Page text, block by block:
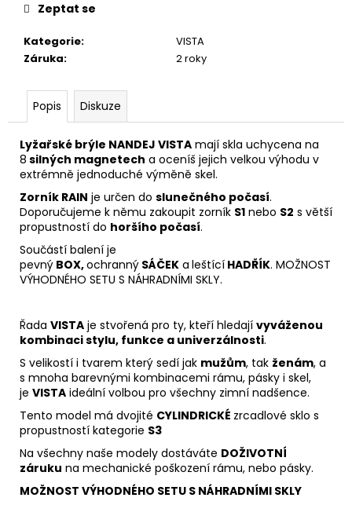
Kategorie:
VISTA
Záruka: 2 roky
Zeptat se
Popis Diskuze
Lyžařské brýle NANDEJ VISTA mají skla uchycena na
8 silných magnetech a oceníš jejich velkou výhodu v
extrémně jednoduché výměně skel.
Zorník RAIN je určen do slunečného počasí.
Doporučujeme k němu zakoupit zorník S1 nebo S2 s větší
propustností do horšího počasí.
Součástí balení je
pevný BOX,ochranný SÁČEK a leštící HADŘÍK. MOŽNOST
VÝHODNÉHO SETU S NÁHRADNÍMI SKLY.
Řada VISTA je stvořená pro ty, kteří hledají vyváženou
kombinaci stylu, funkce a univerzálnosti.
S velikostí i tvarem který sedí jak mužům, tak ženám, a
s mnoha barevnými kombinacemi rámu, pásky i skel,
je VISTA ideální volbou pro všechny zimní nadšence.
Tento model má dvojité CYLINDRICKÉ zrcadlové sklo s
propustností kategorie S3
Na všechny naše modely dostáváte DOŽIVOTNÍ
záruku na mechanické poškození rámu, nebo pásky.
MOŽNOST VÝHODNÉHO SETU S NÁHRADNÍMI SKLY